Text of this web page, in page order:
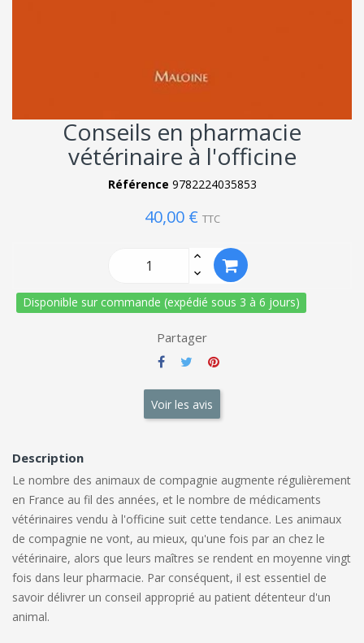
Conseils en pharmacie
vétérinaire à l'officine
Référence 9782224035853
40,00 € TTC
Disponible sur commande (expédié sous 3 à 6 jours)
Partager
Voir les avis
Description
Le nombre des animaux de compagnie augmente régulièrement
en France au fil des années, et le nombre de médicaments
vétérinaires vendu à l'officine suit cette tendance. Les animaux
de compagnie ne vont, au mieux, qu'une fois par an chez le
vétérinaire, alors que leurs maîtres se rendent en moyenne vingt
fois dans leur pharmacie. Par conséquent, il est essentiel de
savoir délivrer un conseil approprié au patient détenteur d'un
animal.